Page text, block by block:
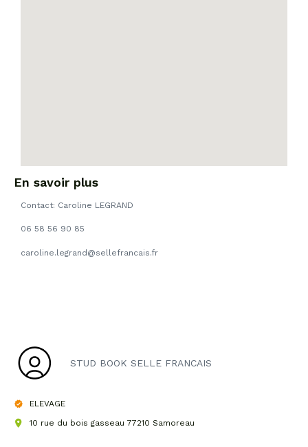
En savoir plus
Contact: Caroline LEGRAND
06 58 56 90 85
caroline.legrand@sellefrancais.fr
STUD BOOK SELLE FRANCAIS
ELEVAGE
10 rue du bois gasseau 77210 Samoreau